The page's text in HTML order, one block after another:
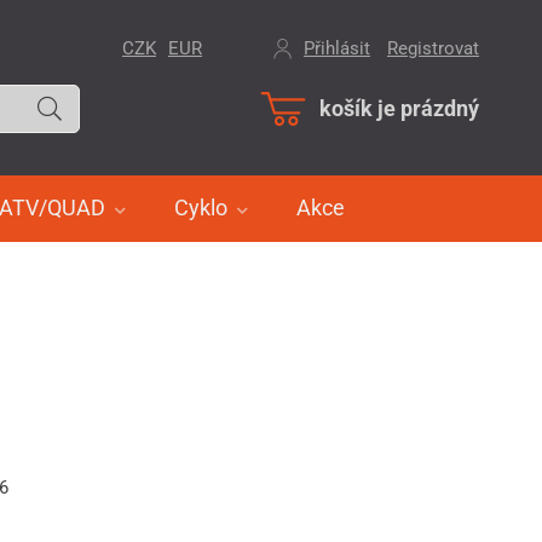
košík je prázdný
ATV/QUAD Cyklo Akce
CZK EUR Přihlásit Registrovat